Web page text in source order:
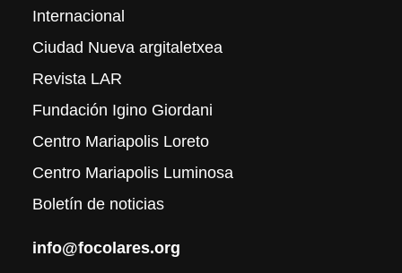
Internacional
Ciudad Nueva argitaletxea
Revista LAR
Fundación Igino Giordani
Centro Mariapolis Loreto
Centro Mariapolis Luminosa
Boletín de noticias
info@focolares.org